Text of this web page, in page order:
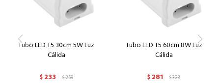
Tubo LED T5 30cm 5W Luz
Cálida
$ 233 $259
Tubo LED T5 60cm 8W Luz
Cálida
$ 281 $323